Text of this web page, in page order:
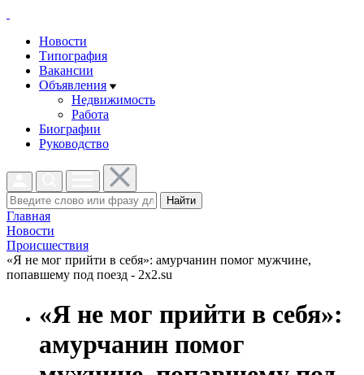
Новости
Типография
Вакансии
Объявления
Недвижимость
Работа
Биографии
Руководство
Найти
Главная
Новости
Проиcшествия
«Я не мог прийти в себя»: амурчанин помог мужчине,
попавшему под поезд - 2x2.su
«Я не мог прийти в себя»:
амурчанин помог